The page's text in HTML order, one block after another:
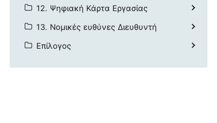
12. Ψηφιακή Κάρτα Εργασίας
13. Νομικές ευθύνες Διευθυντή
Επίλογος